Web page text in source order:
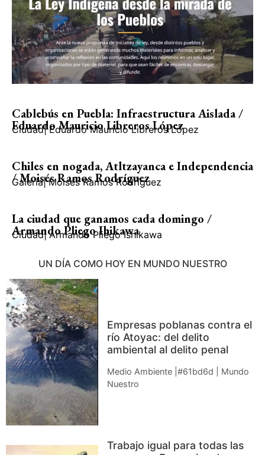
Cablebús en Puebla: Infraestructura Aislada /
Eduardo Mauricio Libreros López
Ciudad| Eduardo Mauricio Libreros López
Chiles en nogada, Atltzayanca e Independencia
/ Moisés Ramos Rodríguez
Galería| Moisés Ramos Rodríguez
La ciudad que ganamos cada domingo /
Armando Pliego Ihikawa
Ciudad| Armando Pliego Ishikawa
UN DÍA COMO HOY EN MUNDO NUESTRO
Empresas poblanas contra el
río Atoyac: del delito
ambiental al delito penal
Medio Ambiente |#61bd6d | Mundo
Nuestro
Trabajo igual para todas las